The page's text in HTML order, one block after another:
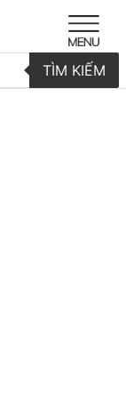
TÌM KIẾM